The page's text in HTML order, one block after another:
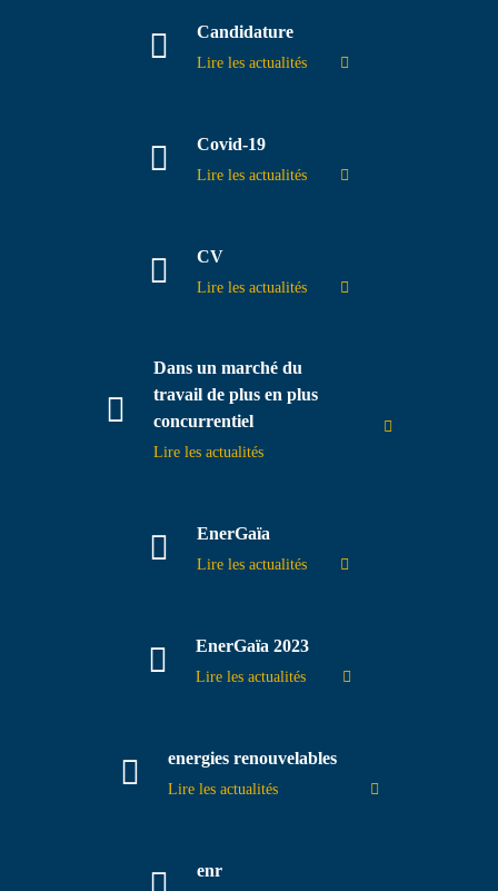
Candidature
Lire les actualités
Covid-19
Lire les actualités
CV
Lire les actualités
Dans un marché du
travail de plus en plus
concurrentiel
Lire les actualités
EnerGaïa
Lire les actualités
EnerGaïa 2023
Lire les actualités
energies renouvelables
Lire les actualités
enr